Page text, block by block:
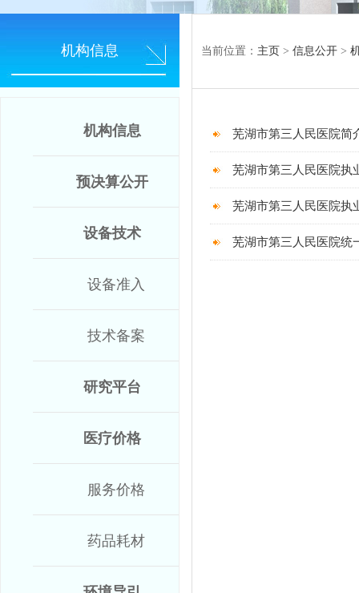
机构信息
机构信息
预决算公开
设备技术
设备准入
技术备案
研究平台
医疗价格
服务价格
药品耗材
当前位置： 主页 > 信息公开 >
芜湖市第三人民医院简
芜湖市第三人民医院执
芜湖市第三人民医院执
芜湖市第三人民医院统